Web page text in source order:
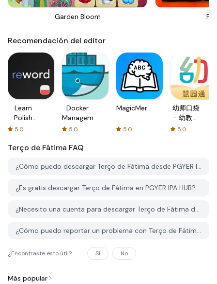
Garden Bloom
Recomendación del editor
Learn
Polish
with
cards!
5.0
Docker
Management
5.0
MagicMemo
5.0
幼师口袋
- 幼教资
源分享与
5.0
Terço de Fátima FAQ
¿Cómo puedo descargar Terço de Fátima desde PGYER IPA HUB?
¿Es gratis descargar Terço de Fátima en PGYER IPA HUB?
¿Necesito una cuenta para descargar Terço de Fátima desde PGYER IPA HUB?
¿Cómo puedo reportar un problema con Terço de Fátima en PGYER IPA HUB?
¿Encontraste esto útil? Sí No
Más popular